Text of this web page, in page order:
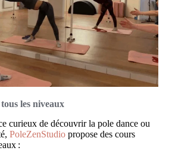
les niveaux
curieux de découvrir la pole dance ou
PoleZenStudio propose des cours
: